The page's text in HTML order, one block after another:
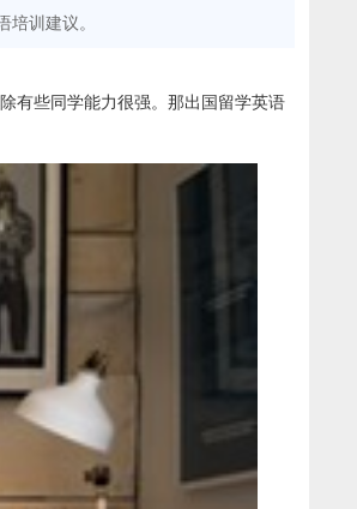
训建议。
有些同学能力很强。那出国留学英语